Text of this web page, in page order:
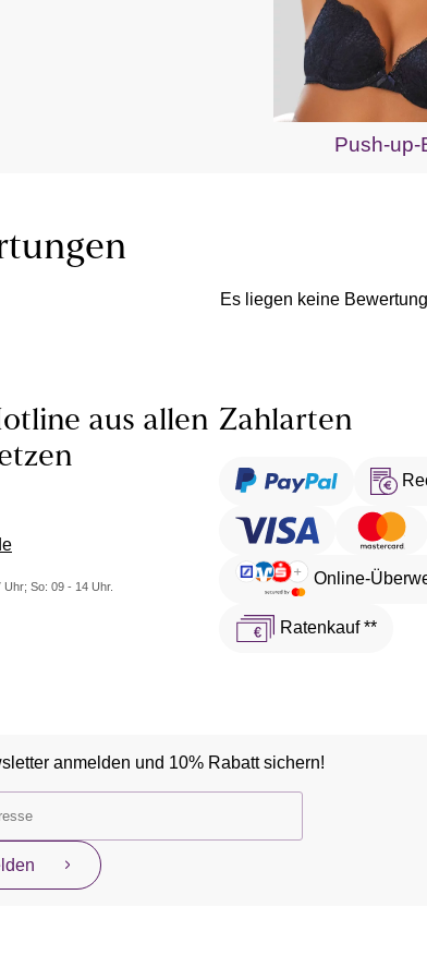
Push-up-
Es liegen keine
aus allen
So: 09 - 14 Uhr.
Zahlarten
Online-
Ratenkauf **
anmelden und 10% Rabatt sichern!